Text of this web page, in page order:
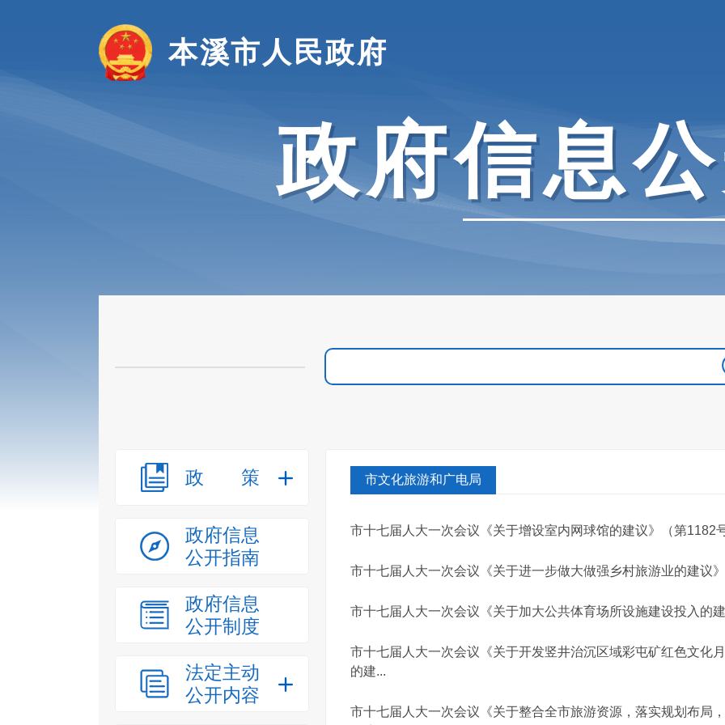
本溪市人民政府
政府信息
政策
政府信息
公开指南
政府信息
公开制度
法定主动
公开内容
市文化旅游和广电局
市十七届人大一次会议《关于增设室内网球馆的建议》（第1182
市十七届人大一次会议《关于进一步做大做强乡村旅游业的建议
市十七届人大一次会议《关于加大公共体育场所设施建设投入的
市十七届人大一次会议《关于开发竖井治沉区域彩屯矿红色文化
的建...
市十七届人大一次会议《关于整合全市旅游资源，落实规划布局